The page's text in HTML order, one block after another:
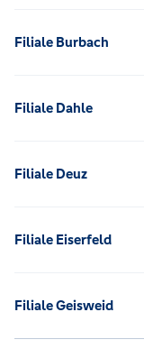
Filiale Burbach
Filiale Dahle
Filiale Deuz
Filiale Eiserfeld
Filiale Geisweid